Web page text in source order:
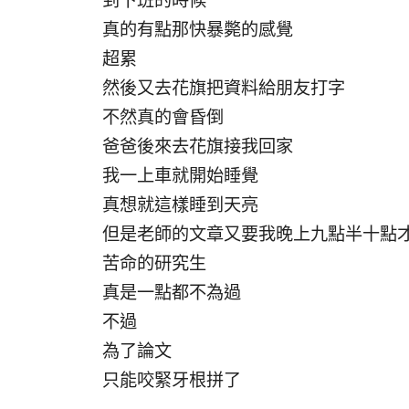
真的有點那快暴斃的感覺
超累
然後又去花旗把資料給朋友打字
不然真的會昏倒
爸爸後來去花旗接我回家
我一上車就開始睡覺
真想就這樣睡到天亮
但是老師的文章又要我晚上九點半十點
苦命的研究生
真是一點都不為過
不過
為了論文
只能咬緊牙根拼了